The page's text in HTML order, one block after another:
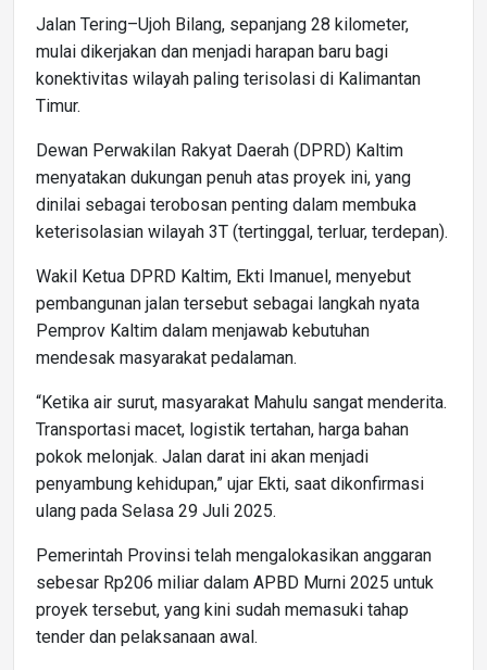
Jalan Tering–Ujoh Bilang, sepanjang 28 kilometer,
mulai dikerjakan dan menjadi harapan baru bagi
konektivitas wilayah paling terisolasi di Kalimantan
Timur.
Dewan Perwakilan Rakyat Daerah (DPRD) Kaltim
menyatakan dukungan penuh atas proyek ini, yang
dinilai sebagai terobosan penting dalam membuka
keterisolasian wilayah 3T (tertinggal, terluar, terdepan).
Wakil Ketua DPRD Kaltim, Ekti Imanuel, menyebut
pembangunan jalan tersebut sebagai langkah nyata
Pemprov Kaltim dalam menjawab kebutuhan
mendesak masyarakat pedalaman.
“Ketika air surut, masyarakat Mahulu sangat menderita.
Transportasi macet, logistik tertahan, harga bahan
pokok melonjak. Jalan darat ini akan menjadi
penyambung kehidupan,” ujar Ekti, saat dikonfirmasi
ulang pada Selasa 29 Juli 2025.
Pemerintah Provinsi telah mengalokasikan anggaran
sebesar Rp206 miliar dalam APBD Murni 2025 untuk
proyek tersebut, yang kini sudah memasuki tahap
tender dan pelaksanaan awal.